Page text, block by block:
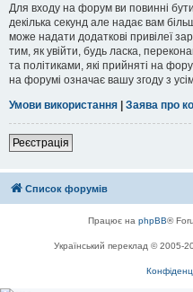
Для входу на форум ви повинні
декілька секунд але надає вам
може надати додаткові привілеї
тим, як увійти, будь ласка,
та політиками, які прийняті на
на форумі означає вашу згоду з
Умови використання | Заява про
Реєстрація
Список форумів
Працює на phpBB®
Український переклад © 2005-